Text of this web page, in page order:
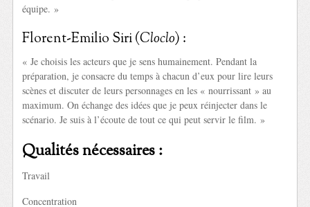
équipe. »
Florent-Emilio Siri (Cloclo) :
« Je choisis les acteurs que je sens humainement. Pendant la
préparation, je consacre du temps à chacun d’eux pour lire leurs
scènes et discuter de leurs personnages en les « nourrissant » au
maximum. On échange des idées que je peux réinjecter dans le
scénario. Je suis à l’écoute de tout ce qui peut servir le film. »
Qualités nécessaires :
Travail
Concentration